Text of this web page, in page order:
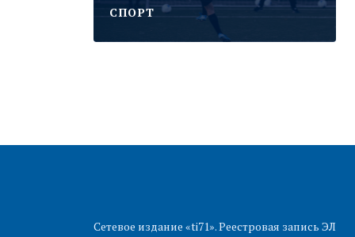
CПОРТ
Сетевое издание «ti71». Реестровая запись ЭЛ